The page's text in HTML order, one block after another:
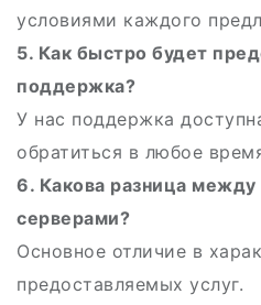
условиями каждого
5. Как быстро будет
поддержка?
У нас поддержка
обратиться в любое
6. Какова разница
серверами?
Основное отличие в
предоставляемых услуг.